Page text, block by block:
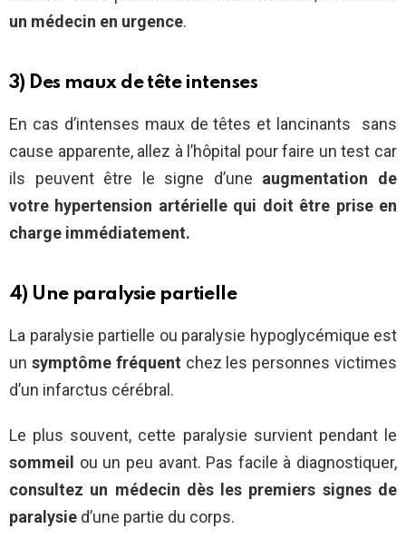
un médecin en urgence.
3) Des maux de tête intenses
En cas d’intenses maux de têtes et lancinants sans
cause apparente, allez à l’hôpital pour faire un test car
ils peuvent être le signe d’une augmentation de
votre hypertension artérielle qui doit être prise en
charge immédiatement.
4) Une paralysie partielle
La paralysie partielle ou paralysie hypoglycémique est
un symptôme fréquent chez les personnes victimes
d’un infarctus cérébral.
Le plus souvent, cette paralysie survient pendant le
sommeil
ou un peu avant. Pas facile à diagnostiquer,
consultez un médecin dès les premiers signes de
paralysie d’une partie du corps.